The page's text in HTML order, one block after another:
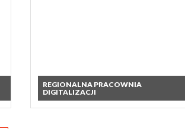
REGIONALNA PRACOWNIA
DIGITALIZACJI